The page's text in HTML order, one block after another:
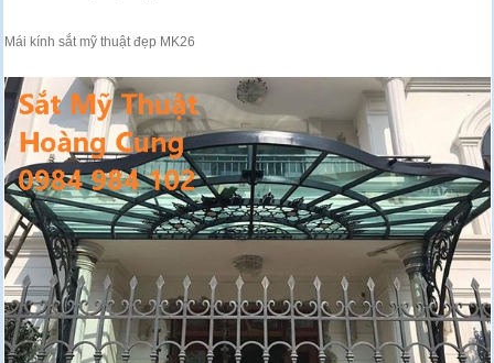
Mái kính sắt mỹ thuật đẹp MK26